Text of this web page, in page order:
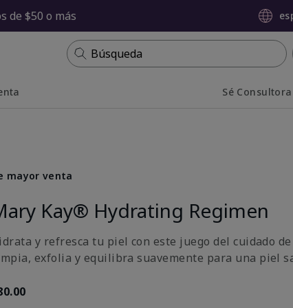
de $50 o más
Búsqueda
Sé
mayor venta
Kay® Hydrating Regimen
y refresca tu piel con este juego del cuidado
exfolia y equilibra suavemente para una piel